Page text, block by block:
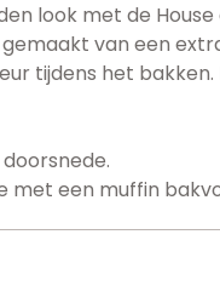
look met de
gemaakt van een
tijdens het
met een muffin